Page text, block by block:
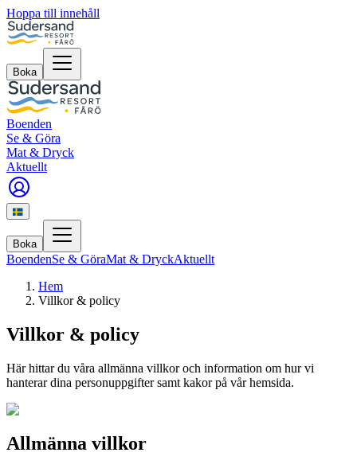
Hoppa till innehåll
Boka
Boenden
Se & Göra
Mat & Dryck
Aktuellt
Boka
BoendenSe & GöraMat & DryckAktuellt
Hem
Villkor & policy
Villkor & policy
Här hittar du våra allmänna villkor och information om hur vi
hanterar dina personuppgifter samt kakor på vår hemsida.
Allmänna villkor